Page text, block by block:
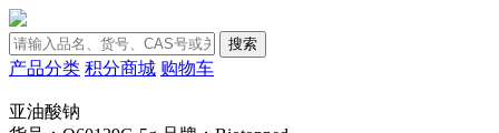
搜索
产品分类 积分商城 购物车
亚油酸钠